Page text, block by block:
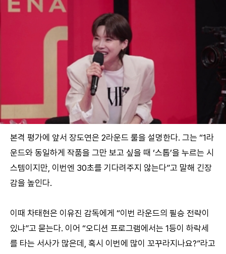
본격 평가에 앞서 장도연은 2라운드 룰을 설명한다. 그는 “1라
운드와 동일하게 작품을 그만 보고 싶을 때 ‘스톱’을 누르는 시
스템이지만, 이번엔 30초를 기다려주지 않는다”고 말해 긴장
감을 높인다.
이때 차태현은 이유진 감독에게 “이번 라운드의 필승 전략이
있냐”고 묻는다. 이어 “오디션 프로그램에서는 1등이 하락세
를 타는 서사가 많은데, 혹시 이번에 많이 꼬꾸라지나요?”라고